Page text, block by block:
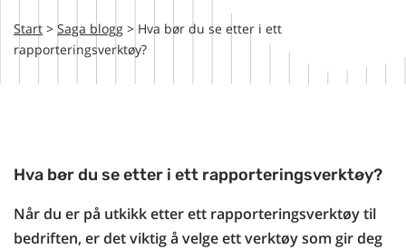
Start > Saga blogg > Hva bør du se etter i ett
rapporteringsverktøy?
Hva bør du se etter i ett rapporteringsverktøy?
Når du er på utkikk etter ett rapporteringsverktøy til
bedriften, er det viktig å velge ett verktøy som gir deg